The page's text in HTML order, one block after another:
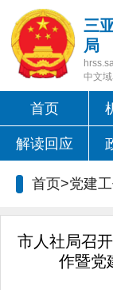
三
局
中文
首页
解读回应
首页>党建
市人社局召
作暨党